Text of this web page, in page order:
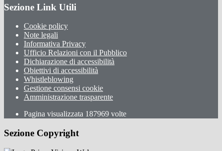
Sezione Link Utili
Cookie policy
Note legali
Informativa Privacy
Ufficio Relazioni con il Pubblico
Dichiarazione di accessibilità
Obiettivi di accessibilità
Whistleblowing
Gestione consensi cookie
Amministrazione trasparente
Pagina visualizzata 187969 volte
Sezione Copyright